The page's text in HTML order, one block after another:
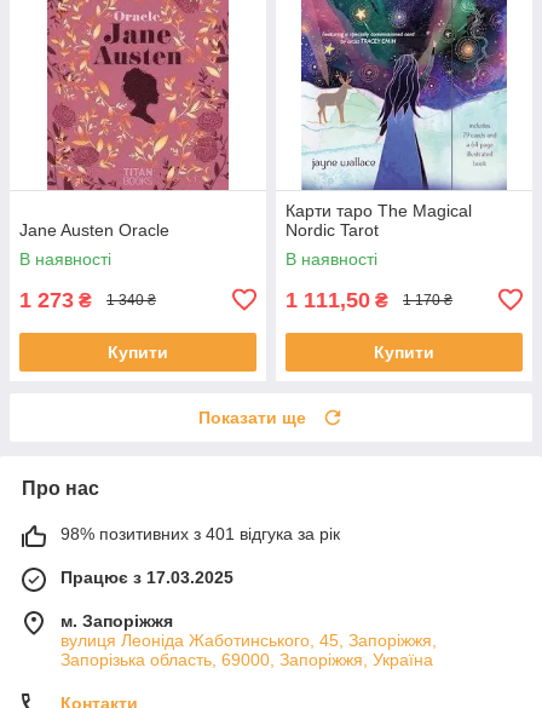
Jane Austen Oracle
В наявності
1 273 ₴ 1 340 ₴
Купити
Карти таро The Magical
Nordic Tarot
В наявності
1 111,50 ₴ 1 170 ₴
Купити
Показати ще
Про нас
98% позитивних з 401 відгука за рік
Працює з 17.03.2025
м. Запоріжжя
вулиця Леоніда Жаботинського, 45, Запоріжжя,
Запорізька область, 69000, Запоріжжя, Україна
Контакти